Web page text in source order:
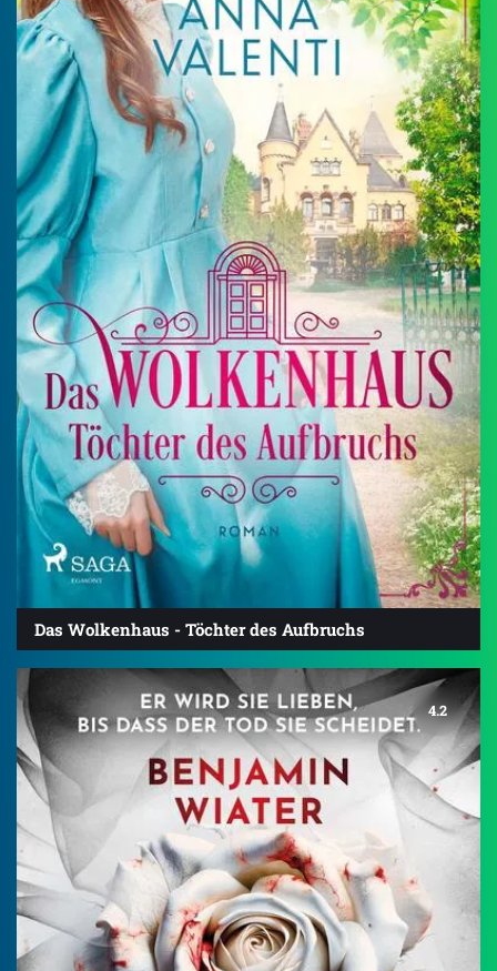
Das Wolkenhaus - Töchter des Aufbruchs
4.2